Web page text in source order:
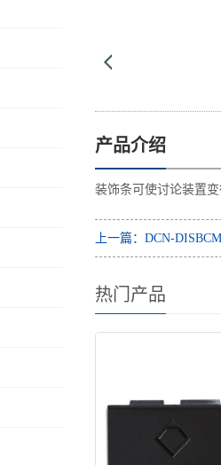
产品介绍
装饰条可使讨论装置
上一篇：DCN-
热门产品